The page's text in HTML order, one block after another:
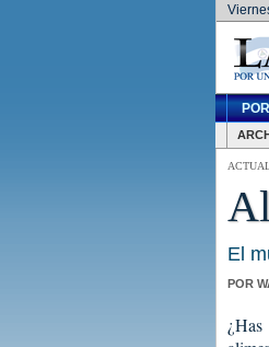
El
POR